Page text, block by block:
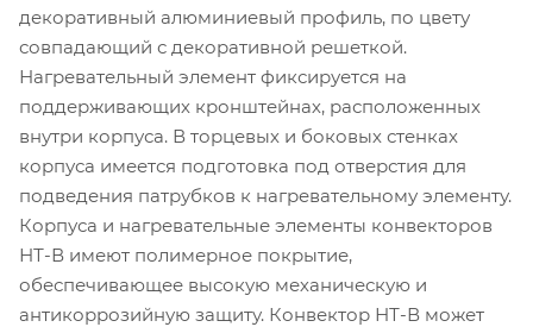
декоративный алюминиевый профиль, по цвету
совпадающий с декоративной решеткой.
Нагревательный элемент фиксируется на
поддерживающих кронштейнах, расположенных
внутри корпуса. В торцевых и боковых стенках
корпуса имеется подготовка под отверстия для
подведения патрубков к нагревательному элементу.
Корпуса и нагревательные элементы конвекторов
НТ-В имеют полимерное покрытие,
обеспечивающее высокую механическую и
антикоррозийную защиту. Конвектор НТ-В может